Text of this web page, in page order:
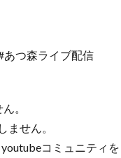
つ森ライブ配信
。
ません。
コミュニティを